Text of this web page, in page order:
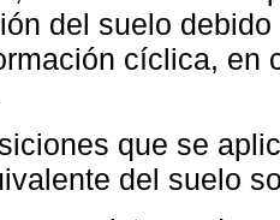
del suelo
cíclica, en
que se
del suelo